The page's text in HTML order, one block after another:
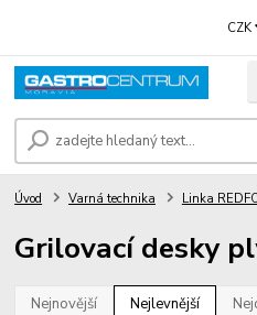
CZK
Úvod Varná technika Linka
Grilovací desky
Nejnovější Nejlevnější